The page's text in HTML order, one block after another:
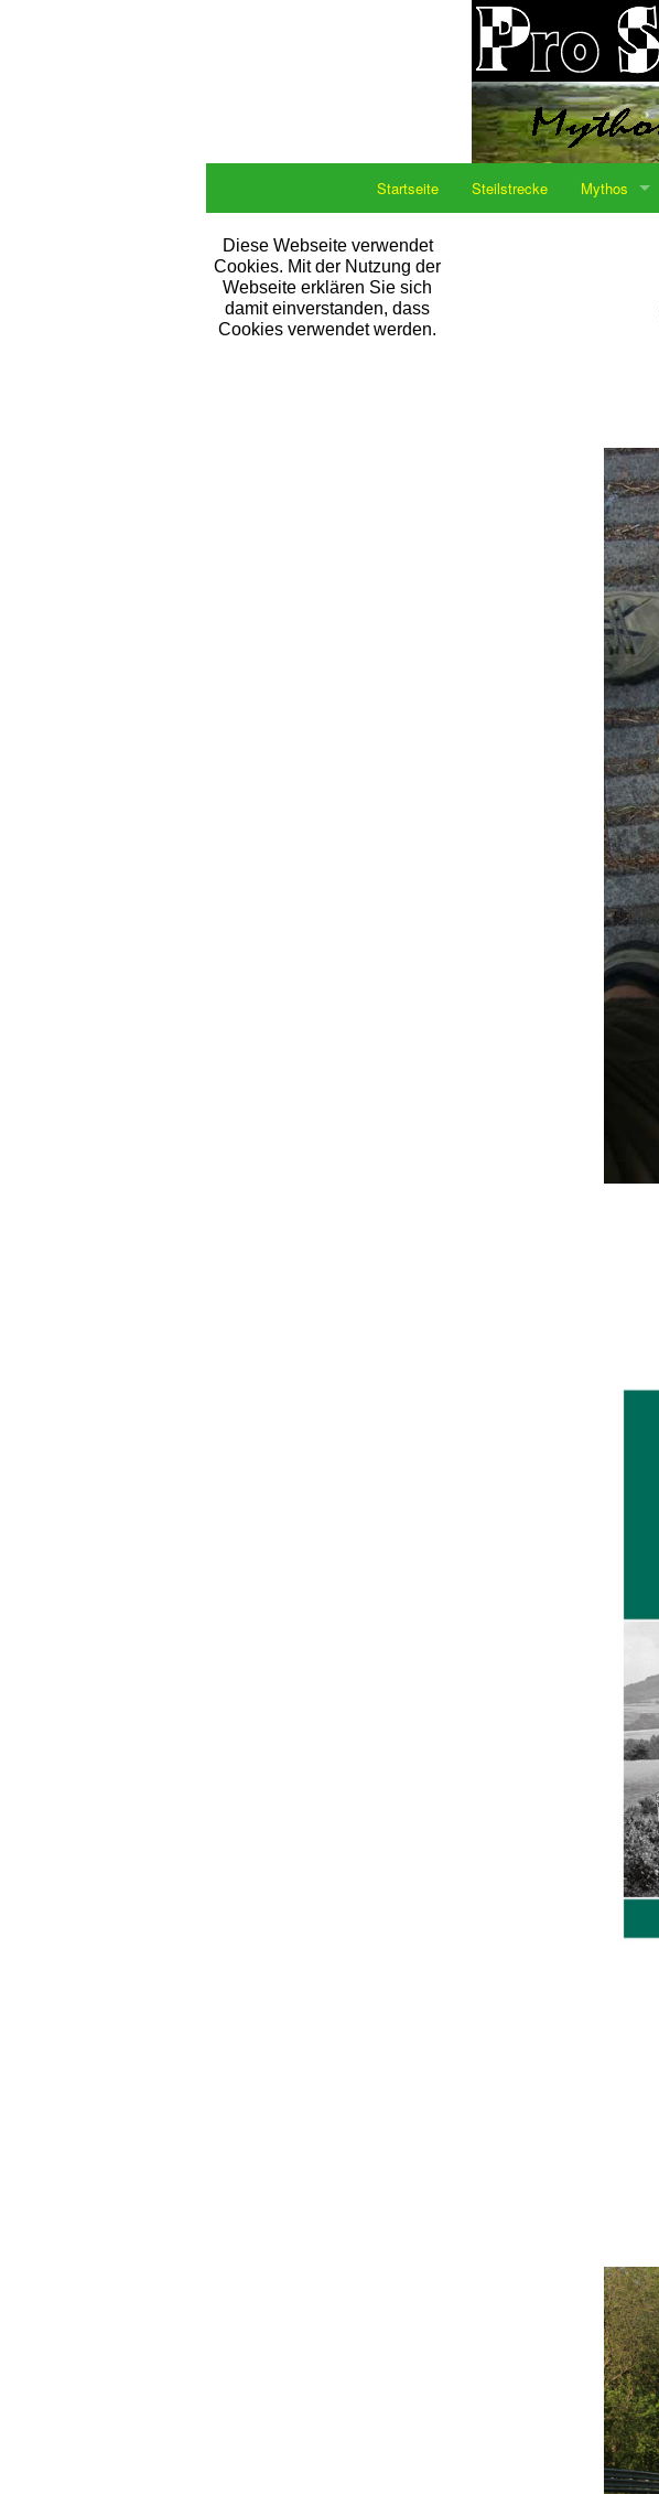
Startseite Steilstrecke Mythos
Diese Webseite verwendet
Cookies. Mit der Nutzung der
Webseite erklären Sie sich
damit einverstanden, dass
Cookies verwendet werden.